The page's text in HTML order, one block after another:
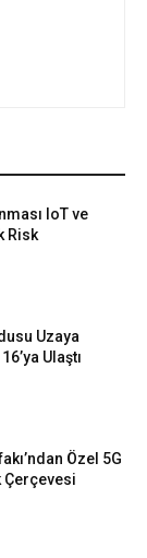
IoT ve
Risk
Uzaya
Ulaştı
Özel 5G
Çerçevesi